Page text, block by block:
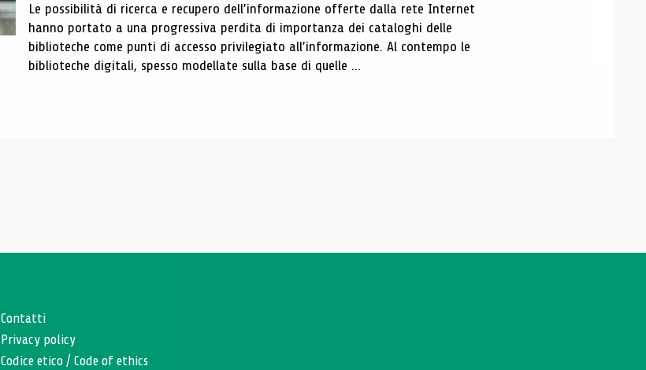
Le possibilità di ricerca e recupero dell’informazione offerte dalla rete Internet
hanno portato a una progressiva perdita di importanza dei cataloghi delle
biblioteche come punti di accesso privilegiato all’informazione. Al contempo le
biblioteche digitali, spesso modellate sulla base di quelle ...
Contatti
Privacy policy
Codice etico /Code of ethics